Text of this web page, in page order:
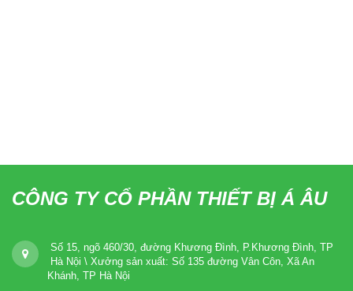
CÔNG TY CỔ PHẦN THIẾT BỊ Á ÂU
Số 15, ngõ 460/30, đường Khương Đình, P.Khương Đình, TP
Hà Nội \ Xưởng sản xuất: Số 135 đường Vân Côn, Xã An
Khánh, TP Hà Nội